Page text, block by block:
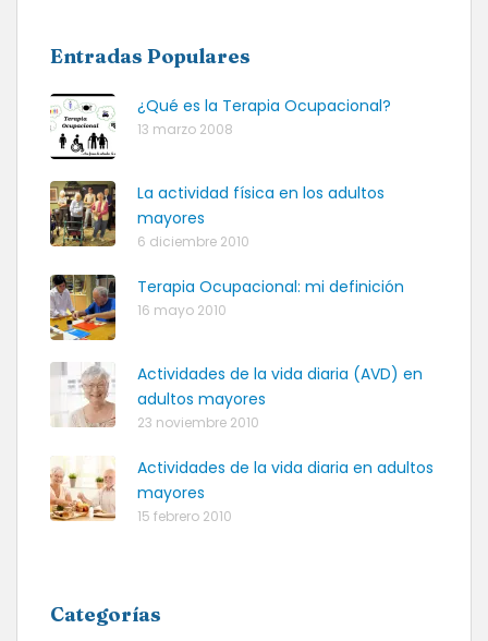
Entradas Populares
¿Qué es la Terapia Ocupacional?
13 marzo 2008
La actividad física en los adultos
mayores
6 diciembre 2010
Terapia Ocupacional: mi definición
16 mayo 2010
Actividades de la vida diaria (AVD) en
adultos mayores
23 noviembre 2010
Actividades de la vida diaria en adultos
mayores
15 febrero 2010
Categorías